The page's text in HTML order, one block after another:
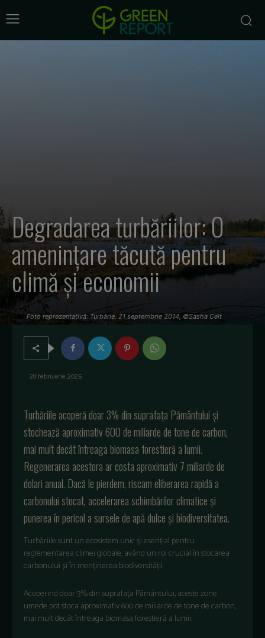
Degradarea turbăriilor: O
amenințare tăcută pentru
climă și economii
Foto reprezentativă: Turbărie, 21 septembrie 2014, ©Sasha Celt
28 februarie 2025
Turbăriile acoperă doar 3% din suprafața Pământului și
stochează aproximativ 600 de miliarde de tone de carbon,
mai mult decât întreaga biomasa forestieră a lumii.
Regenerarea acestora ar costa aproximativ 7 miliarde de
dolari anual. Dacă le pierdem, riscam eliberarea rapidă a
carbonului stocat, accelerarea schimbărilor climatice și
punerea în pericol a sursele de apă dulce și biodiversitatea.
Turbăriile sunt un ecosistem unic și esențial pentru
reglementarea climei globale, având un rol crucial în stocarea
carbonului și în menținerea biodiversității.
Acoperind doar 3% din suprafața Pământului, aceste zone
umede pot stoca aproximativ 600 de miliarde de tone de carbon,
mai mult decât întreaga biomasa forestieră a lumii.